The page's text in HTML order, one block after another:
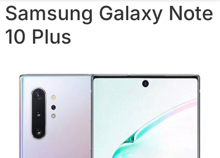
Samsung Galaxy Note
10 Plus